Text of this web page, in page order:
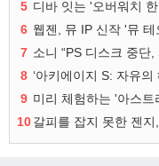
5 디바 잇는 '오버워치
6 웹젠, 뮤 IP 신작 '뮤
7 소니 “PS 디스크 중단
8 ‘아키에이지 S: 자유
9
10갈피를 잡지 못한 젠